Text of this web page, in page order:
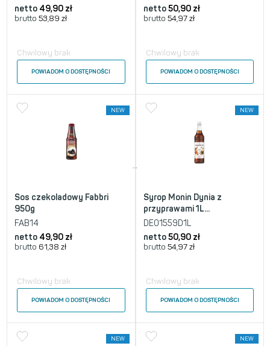
netto 49,90 zł
brutto 53,89 zł
Chwilowy brak
POWIADOM O DOSTĘPNOŚCI
netto 50,90 zł
brutto 54,97 zł
Chwilowy brak
POWIADOM O DOSTĘPNOŚCI
NEW
Sos czekoladowy Fabbri
950g
FAB14
netto 49,90 zł
brutto 61,38 zł
Chwilowy brak
POWIADOM O DOSTĘPNOŚCI
NEW
Syrop Monin Dynia z
przyprawami 1L...
DE01559D1L
netto 50,90 zł
brutto 54,97 zł
Chwilowy brak
POWIADOM O DOSTĘPNOŚCI
NEW NEW